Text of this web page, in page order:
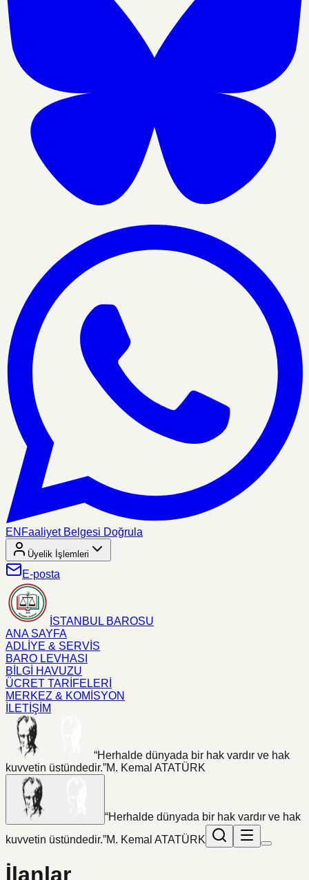
EN Faaliyet Belgesi Doğrula
Üyelik İşlemleri
E-posta
İSTANBUL BAROSU
ANA SAYFA
ADLİYE & SERVİS
BARO LEVHASI
BİLGİ HAVUZU
ÜCRET TARİFELERİ
MERKEZ & KOMİSYON
İLETİŞİM
“Herhalde dünyada bir hak vardır ve hak
kuvvetin üstündedir.”M. Kemal ATATÜRK
“Herhalde dünyada bir hak vardır ve hak
kuvvetin üstündedir.”M. Kemal ATATÜRK
İlanlar